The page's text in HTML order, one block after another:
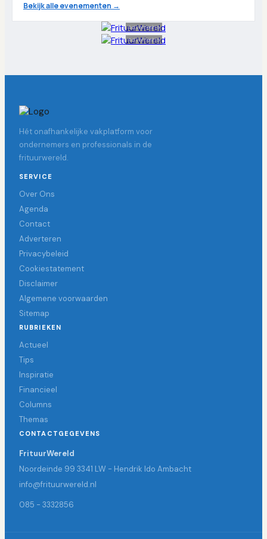
Bekijk alle evenementen →
Advertentie
Advertentie
Hét onafhankelijke vakplatform voor
ondernemers en professionals in de
frituurwereld.
SERVICE
Over Ons
Agenda
Contact
Adverteren
Privacybeleid
Cookiestatement
Disclaimer
Algemene voorwaarden
Sitemap
RUBRIEKEN
Actueel
Tips
Inspiratie
Financieel
Columns
Themas
CONTACTGEGEVENS
FrituurWereld
Noordeinde 99 3341 LW - Hendrik Ido Ambacht
info@frituurwereld.nl
085 - 3332856